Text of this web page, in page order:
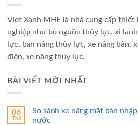
Viet Xanh MHE là nhà cung cấp thiết
nghiệp như bộ nguồn thủy lực, xi
lực, bàn nâng thủy lực, xe nâng bàn,
điện, xe nâng thủy lực.
BÀI VIẾT MỚI NHẤT
06
Th8
So sánh xe nâng mặt bàn
nước